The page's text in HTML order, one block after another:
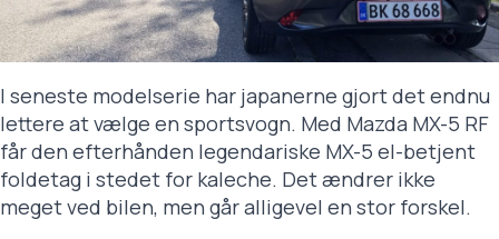
I seneste modelserie har japanerne gjort det endnu
lettere at vælge en sportsvogn. Med Mazda MX-5 RF
får den efterhånden legendariske MX-5 el-betjent
foldetag i stedet for kaleche. Det ændrer ikke
meget ved bilen, men går alligevel en stor forskel.